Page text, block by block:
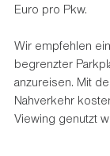
Euro pro Pkw.
Wir empfehlen
begrenzter
anzureisen. Mit
Nahverkehr
Viewing genutzt